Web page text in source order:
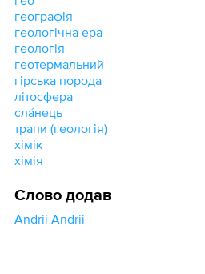
географія
геологічна ера
геологія
геотермальний
гірська порода
літосфера
сла́нець
трапи (геологія)
хімік
хімія
Слово додав
Andrii Andrii